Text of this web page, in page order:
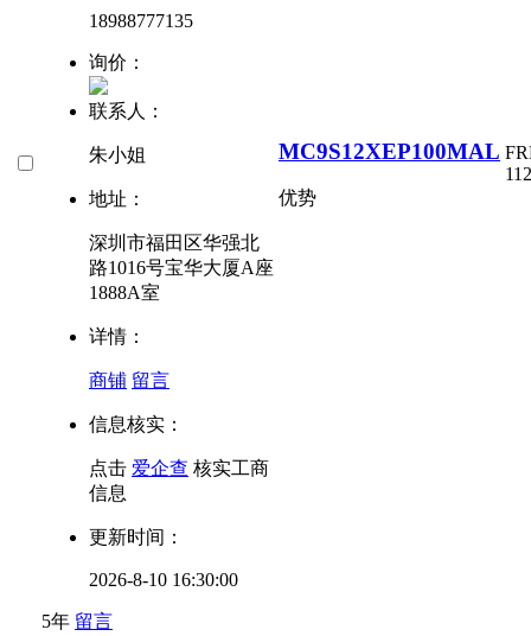
18988777135
询价：
联系人：
朱小姐
地址：
深圳市福田区华强北
路1016号宝华大厦A座
1888A室
详情：
商铺 留言
信息核实：
点击 爱企查 核实工商
信息
更新时间：
2026-8-10 16:30:00
5年 留言
MC9S12XEP100MAL
优势
112